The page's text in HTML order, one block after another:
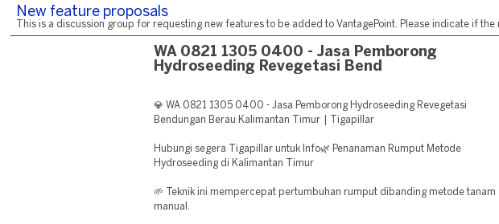
New feature proposals
This is a discussion group for requesting new features to be added to VantagePoint. Please indicate if
WA 0821 1305 0400 - Jasa Pemborong
Hydroseeding Revegetasi Bend
💎 WA 0821 1305 0400 - Jasa Pemborong Hydroseeding Revegetasi
Bendungan Berau Kalimantan Timur | Tigapillar
Hubungi segera Tigapillar untuk Info🌿 Penanaman Rumput Metode
Hydroseeding di Kalimantan Timur
🌱 Teknik ini mempercepat pertumbuhan rumput dibanding metode tanam
manual.